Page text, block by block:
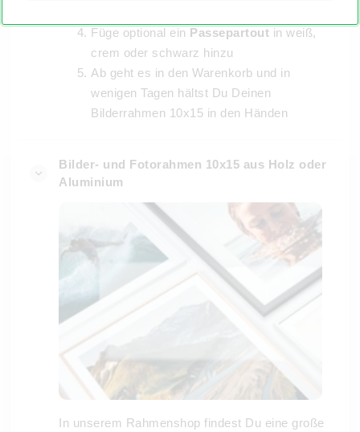
Füge optional ein Passepartout in weiß,
crem oder schwarz hinzu
Ab geht es in den Warenkorb und in
wenigen Tagen hältst Du Deinen
Bilderrahmen 10x15 in den Händen
Bilder- und Fotorahmen 10x15 aus Holz oder
Aluminium
In unserem Rahmenshop findest Du eine große